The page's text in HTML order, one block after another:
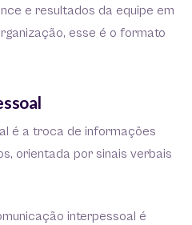
e resultados da equipe em
esse é o formato
é a troca de informações
orientada por sinais verbais
interpessoal é